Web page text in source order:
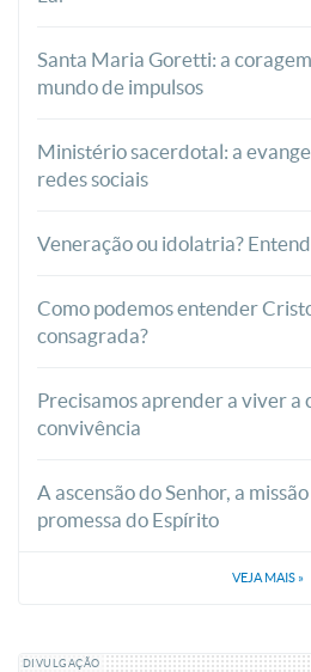
Santa Maria Goretti: a
mundo de impulsos
Ministério sacerdotal: a
redes sociais
Veneração ou idolatria?
Como podemos entender
consagrada?
Precisamos aprender a viver a
convivência
A ascensão do Senhor, a
promessa do Espírito
VEJA MAIS »
DIVULGAÇÃO